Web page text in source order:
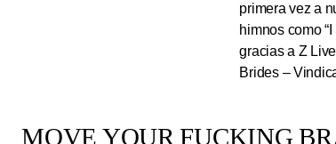
primera vez a
himnos como “I
gracias a Z
Brides –
MOVE YOUR FUCKING